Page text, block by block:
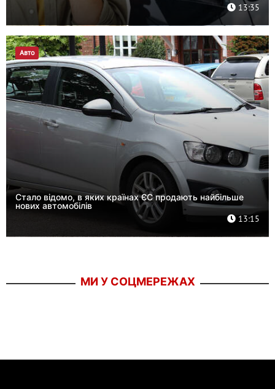
13:35
Авто
Стало відомо, в яких країнах ЄС продають найбільше
нових автомобілів
13:15
МИ У СОЦМЕРЕЖАХ